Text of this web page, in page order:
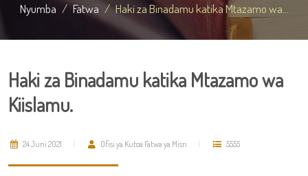
Nyumba Fatwa Haki za Binadamu katika Mtazamo wa...
Haki za Binadamu katika Mtazamo wa
Kiislamu.
24 Juni 2021 Ofisi ya Kutoa Fatwa ya Misri 5555